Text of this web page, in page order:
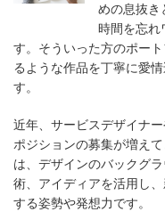
めの息抜き
時間を忘れ
す。そういった方のポー
るような作品を丁寧に愛
す。
近年、サービスデザイナ
ポジションの募集が増え
は、デザインのバックグ
術、アイディアを活用し
する姿勢や発想力です。